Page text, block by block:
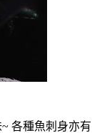
各種魚刺身亦有